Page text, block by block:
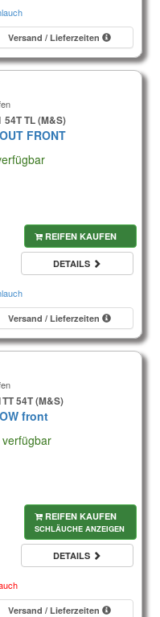
Versand / Lieferzeiten
54T TL (M&S)
FRONT
REIFEN KAUFEN
DETAILS
Versand / Lieferzeiten
54T (M&S)
front
REIFEN KAUFEN
SCHLÄUCHE ANZEIGEN
DETAILS
Versand / Lieferzeiten